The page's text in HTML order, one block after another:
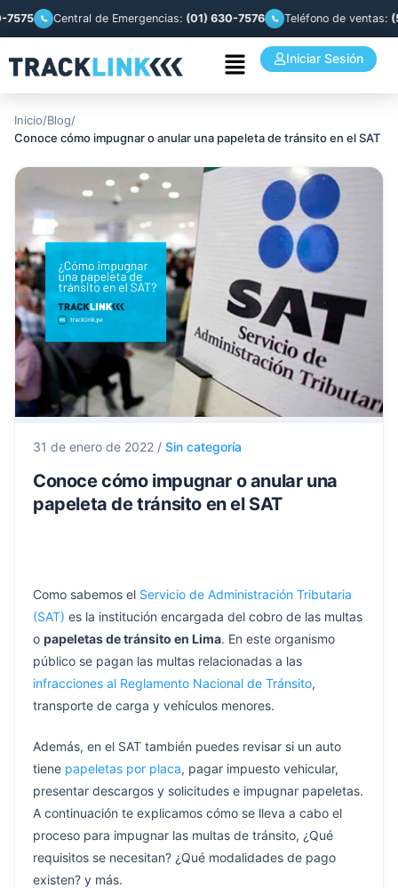
Central de Emergencias:(01) 630-7576 Teléfono de ventas:(51)
Iniciar Sesión
Inicio/Blog/
Conoce cómo impugnar o anular una papeleta de tránsito en el SAT
31 de enero de 2022 / Sin categoría
Conoce cómo impugnar o anular una
papeleta de tránsito en el SAT
Como sabemos el Servicio de Administración Tributaria
(SAT) es la institución encargada del cobro de las multas
o papeletas de tránsito en Lima. En este organismo
público se pagan las multas relacionadas a las
infracciones al Reglamento Nacional de Tránsito,
transporte de carga y vehículos menores.
Además, en el SAT también puedes revisar si un auto
tiene papeletas por placa, pagar impuesto vehicular,
presentar descargos y solicitudes e impugnar papeletas.
A continuación te explicamos cómo se lleva a cabo el
proceso para impugnar las multas de tránsito, ¿Qué
requisitos se necesitan? ¿Qué modalidades de pago
existen? y más.